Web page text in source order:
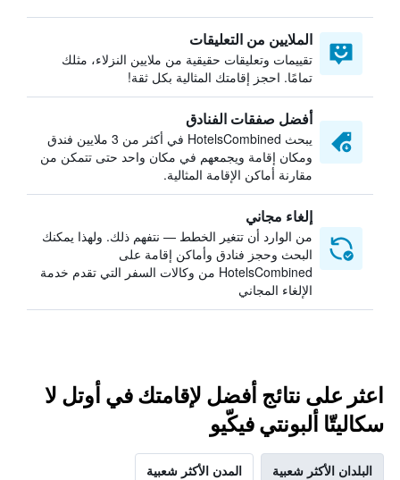
الملايين من التعليقات
تقييمات وتعليقات حقيقية من ملايين النزلاء، مثلك
تمامًا. احجز إقامتك المثالية بكل ثقة!
أفضل صفقات الفنادق
يبحث HotelsCombined في أكثر من 3 ملايين فندق
ومكان إقامة ويجمعهم في مكان واحد حتى تتمكن من
مقارنة أماكن الإقامة المثالية.
إلغاء مجاني
من الوارد أن تتغير الخطط — نتفهم ذلك. ولهذا يمكنك
البحث وحجز فنادق وأماكن إقامة على
HotelsCombined من وكالات السفر التي تقدم خدمة
الإلغاء المجاني
اعثر على نتائج أفضل لإقامتك في أوتل لا
سكاليتّا ألبونتي فيكّيو
البلدان الأكثر شعبية المدن الأكثر شعبية